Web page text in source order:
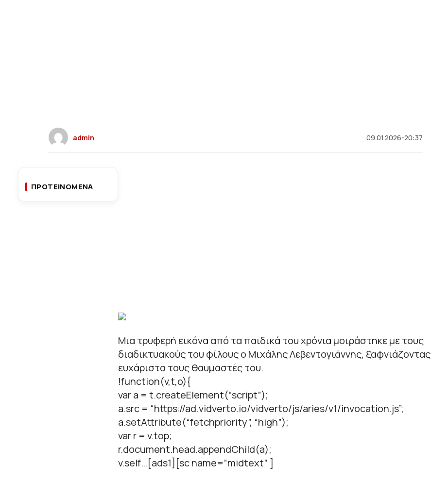
admin 09.01.2026-20:37
ΠΡΟΤΕΙΝΟΜΕΝΑ
Μια τρυφερή εικόνα από τα παιδικά του χρόνια μοιράστηκε με τους
διαδικτυακούς του φίλους ο Μιχάλης Λεβεντογιάννης, ξαφνιάζοντας
ευχάριστα τους θαυμαστές του.
!function(v,t,o){
var a = t.createElement(“script”);
a.src = “https://ad.vidverto.io/vidverto/js/aries/v1/invocation.js”;
a.setAttribute(“fetchpriority”, “high”);
var r = v.top;
r.document.head.appendChild(a);
v.self…[ads1][sc name=”midtext” ]